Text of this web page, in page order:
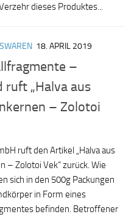
dieses Produktes...
18. APRIL 2019
–
„Halva aus
– Zolotoi
ruft den Artikel „Halva aus
– Zolotoi Vek“ zurück. Wie
sich in den 500g Packungen
in Form eines
befinden. Betroffener